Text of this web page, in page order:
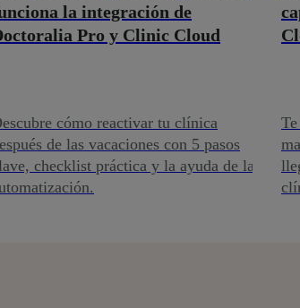
la integración de
Pro y Clinic Cloud
cómo reactivar tu clínica
de las vacaciones con 5 pasos
checklist práctica y la ayuda de la